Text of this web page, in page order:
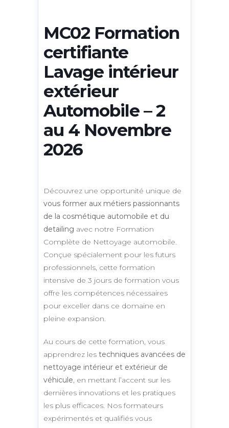
MC02 Formation
certifiante
Lavage intérieur
extérieur
Automobile – 2
au 4 Novembre
2026
Découvrez une opportunité unique de
vous former aux métiers passionnants
de la cosmétique automobile et du
detailing avec notre Formation
Complète de Nettoyage automobile.
Conçue spécialement pour les futurs
professionnels, cette formation
intensive de 3 jours de formation vous
offre les compétences nécessaires
pour exceller dans ce domaine en
pleine expansion.
Au cours de cette formation, vous
apprendrez les techniques avancées de
nettoyage intérieur et extérieur de
véhicule , en mettant l’accent sur les
dernières innovations et les pratiques
les plus efficaces. Nos formateurs
expérimentés et qualifiés vous